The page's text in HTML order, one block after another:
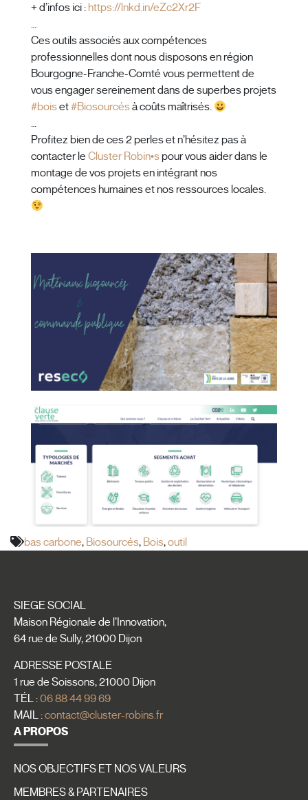
+ d’infos ici : https://lnkd.in/eZc2Xr2F
…
Ces outils associés aux compétences
professionnelles dont nous disposons en région
Bourgogne-Franche-Comté vous permettent de
vous engager sereinement dans de superbes projets
#boiset#Biosourcésà coûts maîtrisés.
…
Profitez bien de ces 2 perles et n’hésitez pas à
contacter le Cluster Robin•spour vous aider dans le
montage de vos projets en intégrant nos
compétences humaines et nos ressources locales.
bas carbone, Biosourcés, Bois,outil
SIEGE SOCIAL
Maison Régionale de l’Innovation,
64 rue de Sully, 21000 Dijon
ADRESSE POSTALE
1 rue de Soissons, 21000 Dijon
TÉL :06 88 44 99 69
MAIL :contact@cluster-robins.fr
A PROPOS
NOS OBJECTIFS ET NOS VALEURS
MEMBRES & PARTENAIRES